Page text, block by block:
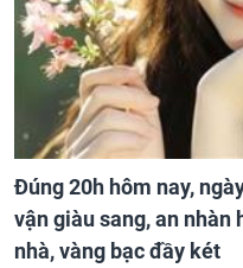
Đúng 20h hôm nay,
vận giàu sang, an nhàn
nhà, vàng bạc đầy két